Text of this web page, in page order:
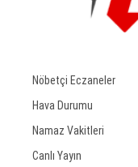
Nöbetçi Eczaneler
Hava Durumu
Namaz Vakitleri
Canlı Yayın